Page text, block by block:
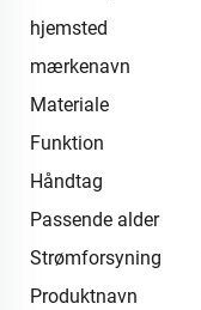
hjemsted
mærkenavn
Materiale
Funktion
Håndtag
Passende alder
Strømforsyning
Produktnavn